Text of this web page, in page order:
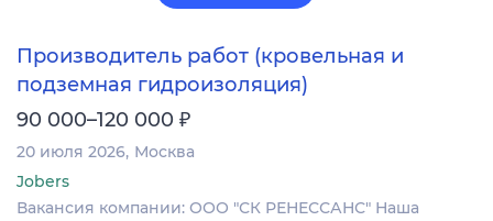
Производитель работ (кровельная и
подземная гидроизоляция)
90 000–120 000 ₽
20 июля 2026 Москва
Jobers
Вакансия компании: ООО "СК РЕНЕССАНС" Наша